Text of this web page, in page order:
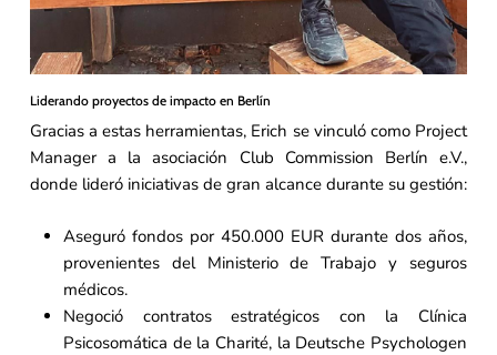
Liderando proyectos de impacto en Berlín
Gracias a estas herramientas, Erich se vinculó como Project
Manager a la asociación Club Commission Berlín e.V.,
donde lideró iniciativas de gran alcance durante su gestión:
Aseguró fondos por 450.000 EUR durante dos años,
provenientes del Ministerio de Trabajo y seguros
médicos.
Negoció contratos estratégicos con la Clínica
Psicosomática de la Charité, la Deutsche Psychologen